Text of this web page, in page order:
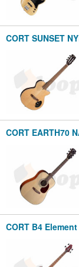
CORT SUNSET
CORT EARTH70
CORT B4